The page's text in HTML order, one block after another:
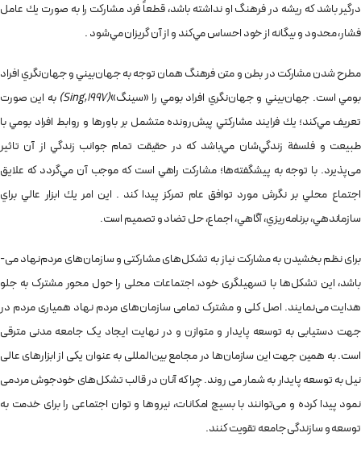
درگير باشد كه ريشه در فرهنگ او نداشته باشد، قطعاً فرد مشاركت را به صورت يك عامل
فشار، محدود و بيگانه از خود احساس مي‌كند و از آن گريزان مي‌شود .
مطرح شدن مشاركت در بطن و متن فرهنگ همان توجه به جهان‌بيني و جهان‌نگري افراد
بومي است. جهان‌‌بيني و جهان‌­نگري افراد بومي را «­سينگ»(Sing,1997)
به اين صورت
تعريف مي‌كند؛ يك فرايند مشاركتي ­­پيش‌رونده متشمل بر باورها و روابط افراد بومي با
طبيعت و فلسفة زندگي‌­شان مي‌باشد كه در حقيقت تمام جوانب زندگي از آن تاثیر
می‌پذیرد. با توجه به پیشگفته‌­ها؛ مشاركت راهي است كه موجب آن­ مي‌­گردد كه علايق
اجتماع محلي بر نگرش مورد توافق عام تمركز پيدا كند . اين امر يك ابزار عالي براي
سازماندهي­، برنامه­‌ريزي­، آگاهي­، اجماع­، حل تضاد و تصميم است­.
برای نظم بخشیدن به مشارکت نیاز به تشکل‌­های مشارکتی و سازمان‌های مردم‌نهاد ­می‌­
باشد، این تشکل‌­ها با تسهیلگری خود، اجتماعات محلی را حول محور مشترک به جلو
هدایت می‌­نمایند. اصل کلی و مشترک تمامی سازمان‌­های مردم نهاد همیاری مردم در
جهت دستیابی به توسعه پایدار و متوازن و در نهایت ایجاد یک جامعه مدنی مترقی
است. به همین جهت این سازمان‌­ها در مجامع بین‌المللی به عنوان یکی از ابزارهای عالی
نیل به توسعه پایدار به شمار می روند. چرا که آنان در قالب تشکل‌­های خودجوش مردمی
نمود پیدا کرده و می‌­توانند با بسیج امکانات، نیروها و توان اجتماعی را برای خدمت به
توسعه و سازندگی جامعه تقویت کنند.